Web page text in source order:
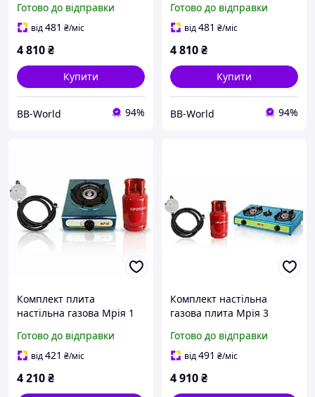
балоном 27 л та 3м шланг
редуктор
Готово до відправки
від481 ₴/міс
4 810₴
Купити
BB-World 94%
сталь з балоном 27 л (
підключення 3м шланга
Готово до відправки
від481 ₴/міс
4 810₴
Купити
BB-World 94%
Комплект плита
настільна газова Мрія 1
сталь з Балоном 27 л (
підключення 3м шланга
Готово до відправки
від421 ₴/міс
4 210₴
Комплект настільна
газова плита Мрія 3
сталь з Балоном 27 л (
підключення 3м шланга
Готово до відправки
від491 ₴/міс
4 910₴